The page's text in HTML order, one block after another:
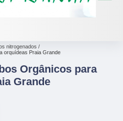
nitrogenados
orquídeas Praia Grande
Orgânicos para
Grande